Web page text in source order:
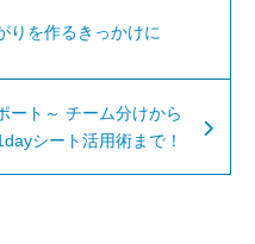
りを作るきっかけに
ート～ チーム分けから
シート活用術まで！